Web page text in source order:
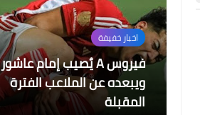
اخبار خفيفة
اخبار خفيفة
فيروس A يٌصيب إمام عاشور
ويبعده عن الملاعب الفترة
المقبلة